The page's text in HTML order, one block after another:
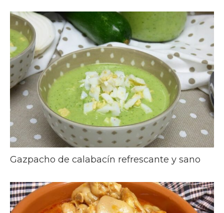
Gazpacho de calabacín refrescante y sano